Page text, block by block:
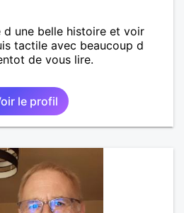
d une belle histoire et voir
tactile avec beaucoup d
de vous lire.
le profil